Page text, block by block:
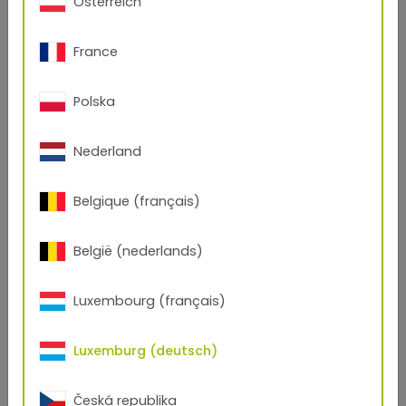
gemeinsamen Mittagessen, Teambuilding-Ausflügen
oder Seminaren, bei unseren Lehrlingen steht
France
Polska
Nederland
Belgique (français)
België (nederlands)
Luxembourg (français)
Luxemburg (deutsch)
Česká republika